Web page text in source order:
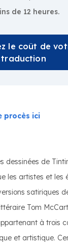
de 12 heures.
le coût de
traduction
procès ici
dessinées de
les artistes et les
satiriques
Tom
à trois
et artistique.